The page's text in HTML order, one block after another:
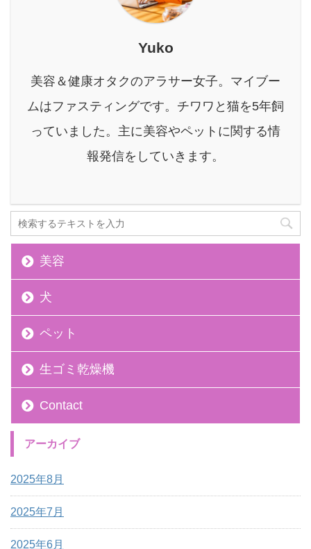
も、効果効能については
方も多いのではないでし
と、緑茶にはカテキンの
豊富に含まれ、美肌に導
くための超優秀なお茶な
ビにお悩みの方』には是
Yuko
美容＆健康オタクのアラサー女子。マイブー
ムはファスティングです。チワワと猫を5年飼
っていました。主に美容やペットに関する情
報発信をしていきます。
美容
犬
ペット
生ゴミ乾燥機
Contact
アーカイブ
2025年8月
2025年7月
2025年6月